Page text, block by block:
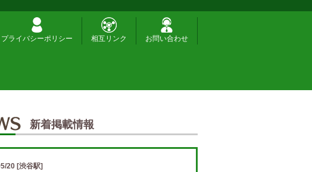
プライバシーポリシー 相互リンク お問い合わせ
新着掲載情報
20[渋谷駅]